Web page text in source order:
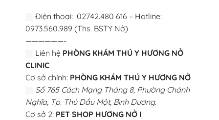
Điện thoại: 02742.480 616 – Hotline:
0973.560.989 (Ths. BSTY Nở)
——————-
Liên hệ PHÒNG KHÁM THÚ Y HƯƠNG NỞ
CLINIC
Cơ sở chính: PHÒNG KHÁM THÚ Y HƯƠNG NỞ
Số 765 Cách Mạng Tháng 8, Phường Chánh
Nghĩa, Tp. Thủ Dầu Một, Bình Dương.
Cơ sở 2: PET SHOP HƯƠNG NỞ I